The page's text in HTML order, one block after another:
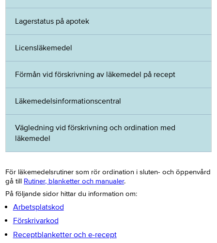
Lagerstatus på apotek
Licensläkemedel
Förmån vid förskrivning av läkemedel på recept
Läkemedelsinformationscentral
Vägledning vid förskrivning och ordination med
läkemedel
För läkemedelsrutiner som rör ordination i sluten- och öppenvård
gå till Rutiner, blanketter och manualer.
På följande sidor hittar du information om:
Arbetsplatskod
Förskrivarkod
Receptblanketter och e-recept